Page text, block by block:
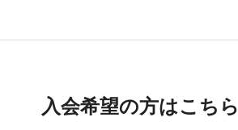
入会希望の方はこちら